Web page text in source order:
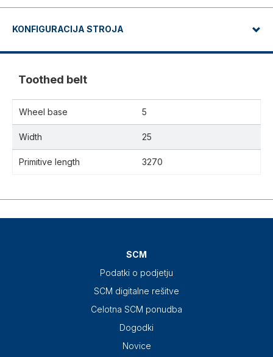
KONFIGURACIJA STROJA
Toothed belt
Wheel base 5
Width 25
Primitive length 3270
SCM
Podatki o podjetju
SCM digitalne rešitve
Celotna SCM ponudba
Dogodki
Novice